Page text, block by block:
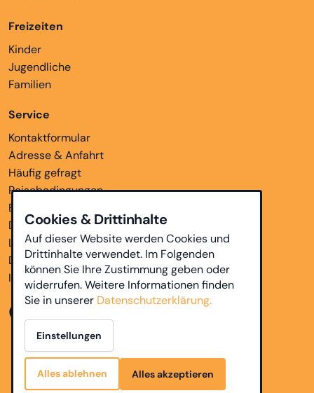
Freizeiten
Kinder
Jugendliche
Familien
Service
Kontaktformular
Adresse & Anfahrt
Häufig gefragt
Reisebedingungen
Bankverbindungen
Downloads
Links
Datenschutz
Impressum
Cookies & Drittinhalte
Auf dieser Website werden Cookies und
Drittinhalte verwendet. Im Folgenden
können Sie Ihre Zustimmung geben oder
widerrufen. Weitere Informationen finden
Sie in unserer Datenschutzerklärung.
Einstellungen
Alles ablehnen Alles akzeptieren